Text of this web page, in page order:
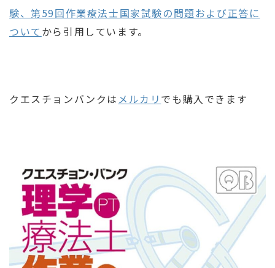
験、第59回作業療法士国家試験の問題および正答に
ついて から引用しています。
クエスチョンバンクは メルカリ でも購入できます